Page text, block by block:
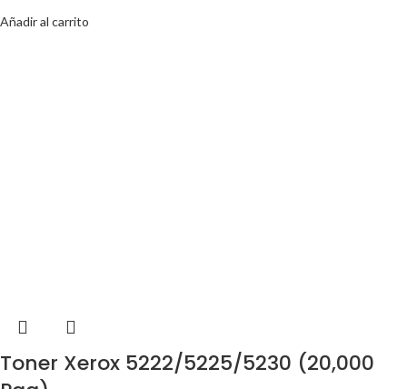
Añadir al carrito
Toner Xerox 5222/5225/5230 (20,000